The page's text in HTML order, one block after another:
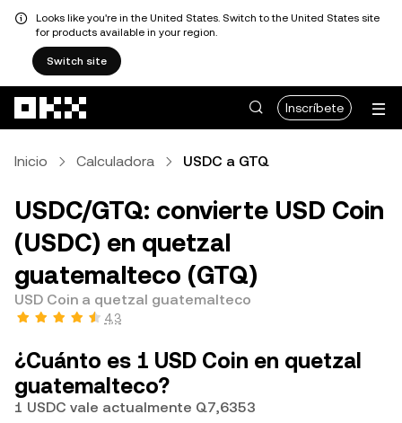
Looks like you're in the United States. Switch to the United States site
for products available in your region.
Switch site
Inscríbete
Inicio Calculadora USDC a GTQ
USDC/GTQ: convierte USD Coin
(USDC) en quetzal
guatemalteco (GTQ)
USD Coin a quetzal guatemalteco
4,3
¿Cuánto es 1 USD Coin en quetzal
guatemalteco?
1 USDC vale actualmente Q7,6353